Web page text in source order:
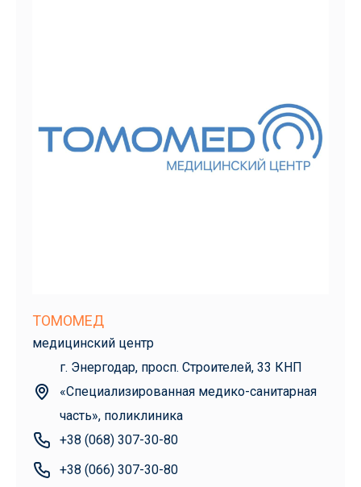
ТОМОМЕД
медицинский центр
г. Энергодар, просп. Строителей, 33 КНП
«Специализированная медико-санитарная
часть», поликлиника
+38 (068) 307-30-80
+38 (066) 307-30-80